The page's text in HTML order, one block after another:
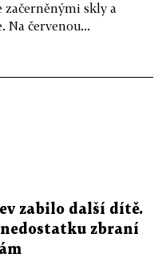
skly a
Na červenou...
zabilo další dítě.
zbraní